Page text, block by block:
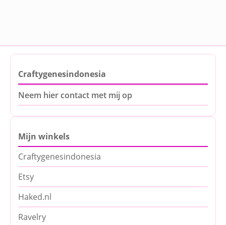
Craftygenesindonesia
Neem hier contact met mij op
Mijn winkels
Craftygenesindonesia
Etsy
Haked.nl
Ravelry